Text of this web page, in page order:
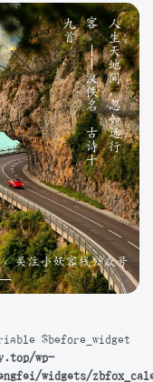
人
生
天
地
间
，
忽
如
远
行
客
。
—
—
汉
佚
名
《
古
诗
十
九
首
》
关注小妖客栈公众号
$before_widget
wp-
widgets/